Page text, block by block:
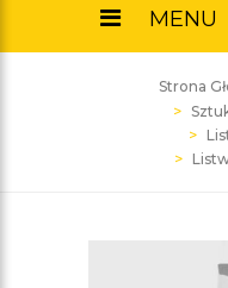
MENU
Strona